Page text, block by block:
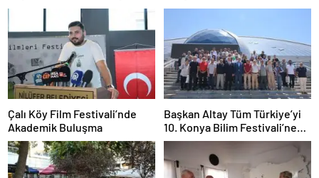
Çalı Köy Film Festivali’nde
Akademik Buluşma
Başkan Altay Tüm Türkiye’yi
10. Konya Bilim Festivali’ne
Davet Etti